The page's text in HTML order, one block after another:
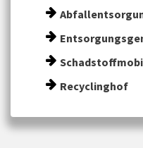
Recyclinghof